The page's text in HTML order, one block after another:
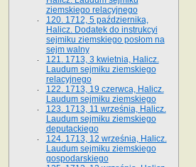
ziemskiego relacyjnego
120. 1712, 5 października,
Halicz. Dodatek do instrukcyi
sejmiku ziemskiego posłom na
sejm walny
121. 1713, 3 kwietnia, Halicz.
Laudum sejmiku ziemskiego
relacyjnego
122. 1713, 19 czerwca, Halicz.
Laudum sejmiku ziemskiego
123. 1713, 11 września, Halicz.
Laudum sejmiku ziemskiego
deputackiego
124. 1713, 12 września, Halicz.
Laudum sejmiku ziemskiego
gospodarskiego